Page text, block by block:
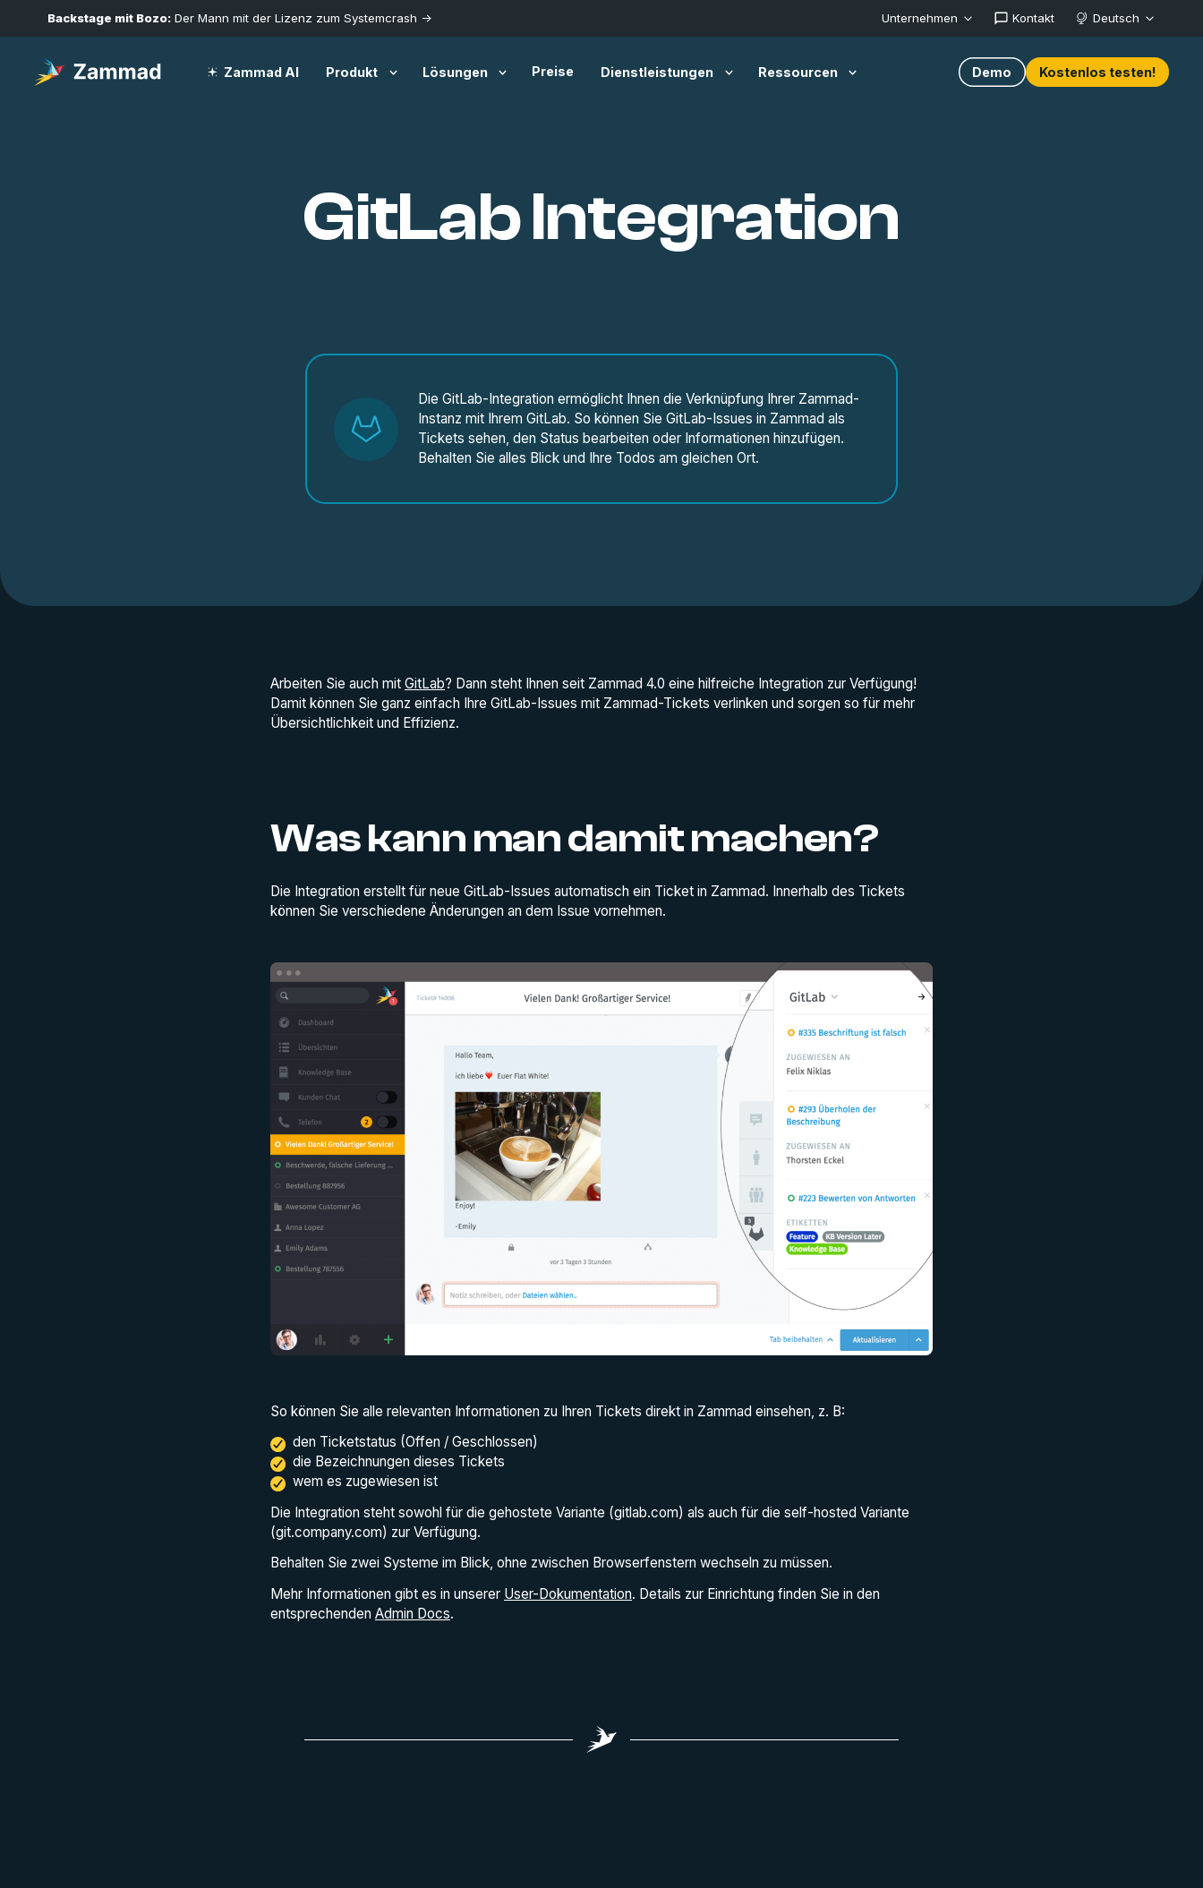
Backstage mit Bozo: Der Mann mit der Lizenz zum Systemcrash -> Unternehmen Kontakt Deutsch
Zammad AI Produkt Lösungen Preise Dienstleistungen Ressourcen Demo Kostenlos testen!
GitLab Integration
Die GitLab-Integration ermöglicht Ihnen die Verknüpfung Ihrer Zammad-
Instanz mit Ihrem GitLab. So können Sie GitLab-Issues in Zammad als
Tickets sehen, den Status bearbeiten oder Informationen hinzufügen.
Behalten Sie alles Blick und Ihre Todos am gleichen Ort.
Arbeiten Sie auch mit GitLab? Dann steht Ihnen seit Zammad 4.0 eine hilfreiche Integration zur Verfügung!
Damit können Sie ganz einfach Ihre GitLab-Issues mit Zammad-Tickets verlinken und sorgen so für mehr
Übersichtlichkeit und Effizienz.
Was kann man damit machen?
Die Integration erstellt für neue GitLab-Issues automatisch ein Ticket in Zammad. Innerhalb des Tickets
können Sie verschiedene Änderungen an dem Issue vornehmen.
So können Sie alle relevanten Informationen zu Ihren Tickets direkt in Zammad einsehen, z. B:
den Ticketstatus (Offen / Geschlossen)
die Bezeichnungen dieses Tickets
wem es zugewiesen ist
Die Integration steht sowohl für die gehostete Variante (gitlab.com) als auch für die self-hosted Variante
(git.company.com) zur Verfügung.
Behalten Sie zwei Systeme im Blick, ohne zwischen Browserfenstern wechseln zu müssen.
Mehr Informationen gibt es in unserer User-Dokumentation. Details zur Einrichtung finden Sie in den
entsprechenden Admin Docs.